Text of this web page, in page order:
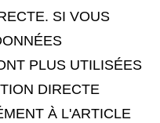
SI VOUS
PLUS UTILISÉES
DIRECTE
À L'ARTICLE